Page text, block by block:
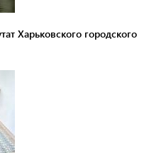
Харьковского городского